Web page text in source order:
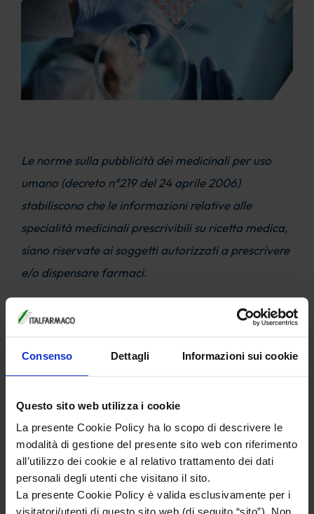
Consenso Dettagli Informazioni sui cookie
Questo sito web utilizza i cookie
La presente Cookie Policy ha lo scopo di descrivere le
modalità di gestione del presente sito web con riferimento
all’utilizzo dei cookie e al relativo trattamento dei dati
personali degli utenti che visitano il sito.
La presente Cookie Policy è valida esclusivamente per i
Le norme sulla pubblicità dei medicinali per uso
umano (decreto n°219 del 24 aprile 2006)
stabiliscono che le informazioni relative alle
specialità medicinali prescrivibili su ricetta medica,
siano riservate ai soggetti autorizzati a prescrivere
e/o dispensare farmaci.
Per ulteriori informazioni sui nostri farmaci vi
invitiamo pertanto a consultare il vostro Medico o
Farmacista di fiducia.
SALUTE DELLA DONNA
CARDIOMETABOLICA